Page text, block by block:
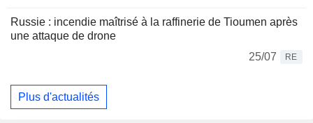
Russie : incendie maîtrisé à la raffinerie de Tioumen après
une attaque de drone
25/07
RE
Plus d'actualités